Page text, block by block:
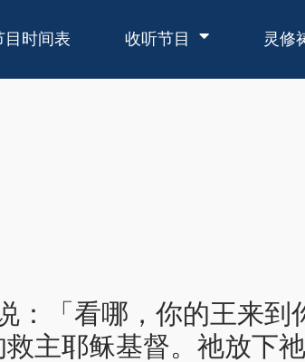
目时间表 收听节目 灵修
：「看哪，你的王来
主耶稣基督。祂放下